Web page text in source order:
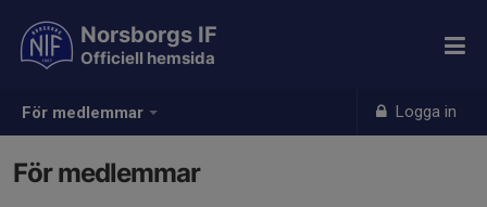
För medlemmar Logga in
Norsborgs IF
Officiell hemsida
För medlemmar